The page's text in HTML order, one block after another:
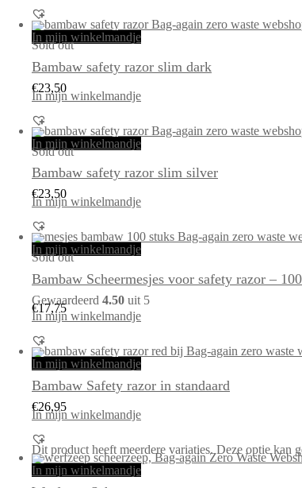
In mijn winkelmandje
Sold out
Bambaw safety razor slim dark
€23,50
In mijn winkelmandje
In mijn winkelmandje
Sold out
Bambaw safety razor slim silver
€23,50
In mijn winkelmandje
In mijn winkelmandje
Sold out
Bambaw Scheermesjes voor safety razor –
Gewaardeerd 4.50 uit 5
€17,75
In mijn winkelmandje
In mijn winkelmandje
Bambaw Safety razor in standaard
€26,95
In mijn winkelmandje
Dit product heeft meerdere variaties. Deze optie kan
In mijn winkelmandje